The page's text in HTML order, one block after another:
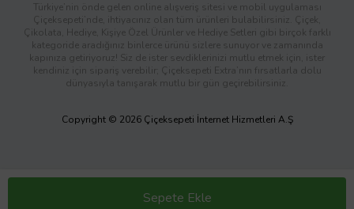
Sepete Ekle
Türkiye’nin önde gelen online alışveriş sitesi ve mobil uygulaması
Çiçeksepeti’nde, ihtiyacınız olan tüm ürünleri bulabilirsiniz. Çiçek,
Çikolata, Hediye, Kişiye Özel Ürünler ve Hediye Setleri gibi birçok farklı
kategoride aradığınız binlerce ürünü sizlere sunuyor ve zamanında
kapınıza getiriyoruz! Siz de ister sevdiklerinizi mutlu etmek için, ister
kendiniz için sipariş verebilir; Çiçeksepeti Extra’nın fırsatlarla dolu
dünyasıyla tanışarak mutlu bir gün geçirebilirsiniz.
Copyright © 2026 Çiçeksepeti İnternet Hizmetleri A.Ş